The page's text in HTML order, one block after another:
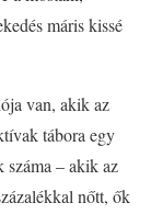
máris kissé
van, akik az
tábora egy
száma – akik az
nőtt, ők